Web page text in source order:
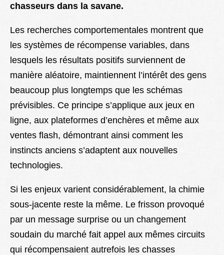
chasseurs dans la savane.
Les recherches comportementales montrent que
les systèmes de récompense variables, dans
lesquels les résultats positifs surviennent de
manière aléatoire, maintiennent l’intérêt des gens
beaucoup plus longtemps que les schémas
prévisibles. Ce principe s’applique aux jeux en
ligne, aux plateformes d’enchères et même aux
ventes flash, démontrant ainsi comment les
instincts anciens s’adaptent aux nouvelles
technologies.
Si les enjeux varient considérablement, la chimie
sous-jacente reste la même. Le frisson provoqué
par un message surprise ou un changement
soudain du marché fait appel aux mêmes circuits
qui récompensaient autrefois les chasses